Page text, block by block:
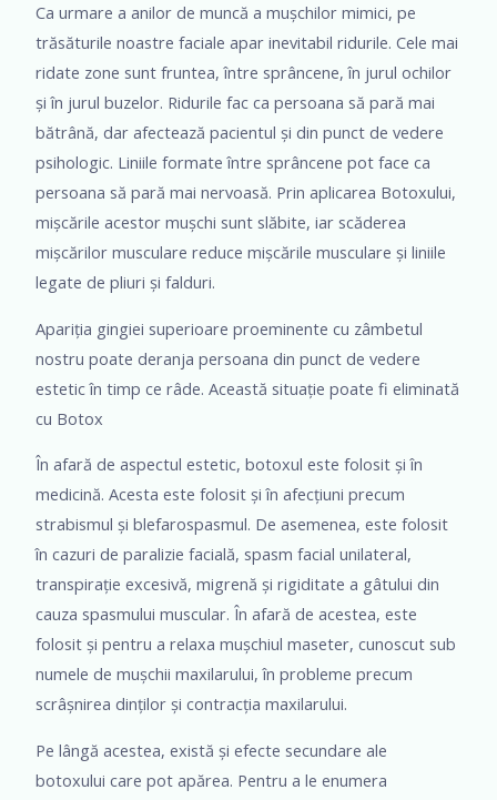
Ca urmare a anilor de muncă a mușchilor mimici, pe
trăsăturile noastre faciale apar inevitabil ridurile. Cele mai
ridate zone sunt fruntea, între sprâncene, în jurul ochilor
și în jurul buzelor. Ridurile fac ca persoana să pară mai
bătrână, dar afectează pacientul și din punct de vedere
psihologic. Liniile formate între sprâncene pot face ca
persoana să pară mai nervoasă. Prin aplicarea Botoxului,
mișcările acestor mușchi sunt slăbite, iar scăderea
mișcărilor musculare reduce mișcările musculare și liniile
legate de pliuri și falduri.
Apariția gingiei superioare proeminente cu zâmbetul
nostru poate deranja persoana din punct de vedere
estetic în timp ce râde. Această situație poate fi eliminată
cu Botox
În afară de aspectul estetic, botoxul este folosit și în
medicină. Acesta este folosit și în afecțiuni precum
strabismul și blefarospasmul. De asemenea, este folosit
în cazuri de paralizie facială, spasm facial unilateral,
transpirație excesivă, migrenă și rigiditate a gâtului din
cauza spasmului muscular. În afară de acestea, este
folosit și pentru a relaxa mușchiul maseter, cunoscut sub
numele de mușchii maxilarului, în probleme precum
scrâșnirea dinților și contracția maxilarului.
Pe lângă acestea, există și efecte secundare ale
botoxului care pot apărea. Pentru a le enumera